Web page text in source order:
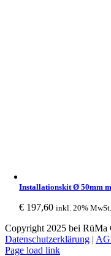
Installationskit Ø 50mm
€ 197,60 inkl. 20% MwSt.
Copyright 2025 bei RüMa
Datenschutzerklärung |
Facebook
Page load link